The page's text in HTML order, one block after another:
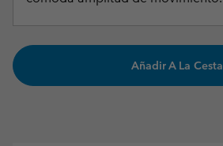
Añadir A La Cesta